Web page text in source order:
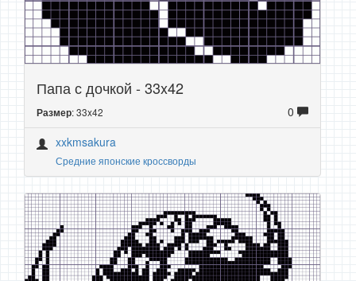
Папа с дочкой - 33x42
Размер: 33x42
0
xxkmsakura
Средние японские кроссворды